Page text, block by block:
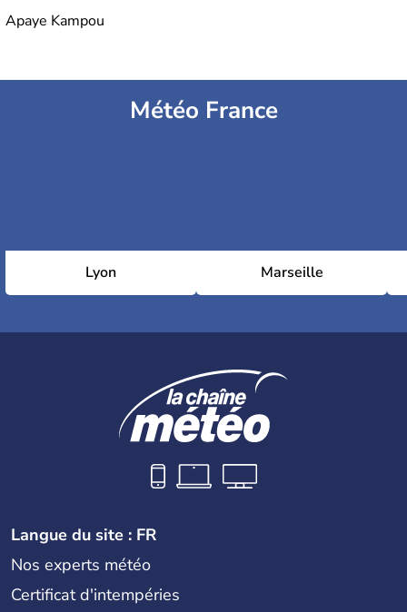
Apaye Kampou
Météo France
Lyon Marseille
Langue du site : FR
Nos experts météo
Certificat d'intempéries